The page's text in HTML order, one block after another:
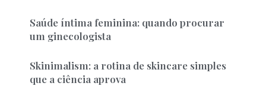
Saúde íntima feminina: quando procurar
um ginecologista
Skinimalism: a rotina de skincare simples
que a ciência aprova